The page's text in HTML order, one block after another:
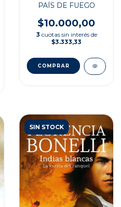
PAÍS DE FUEGO
$10.000,00
3 cuotas sin interés de
$3.333,33
SIN STOCK